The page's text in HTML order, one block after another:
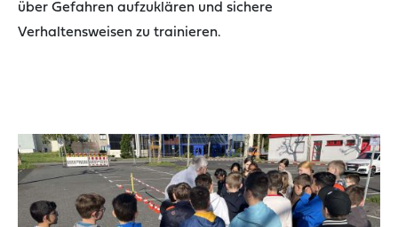
über Gefahren aufzuklären und sichere
Verhaltensweisen zu trainieren.